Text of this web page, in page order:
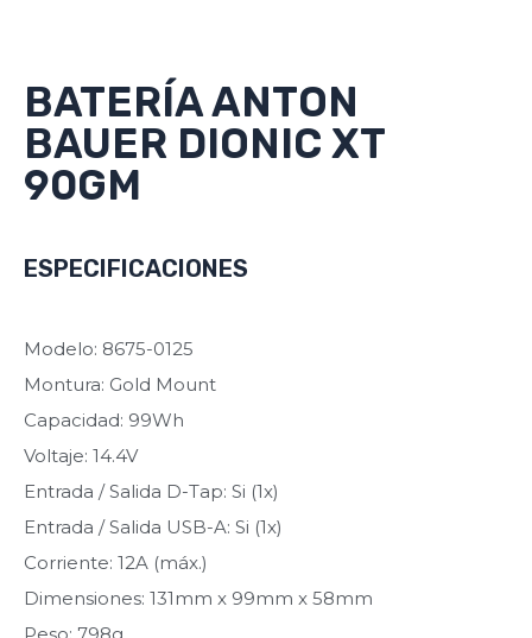
BATERÍA ANTON
BAUER DIONIC XT
90GM
ESPECIFICACIONES
Modelo: 8675-0125
Montura: Gold Mount
Capacidad: 99Wh
Voltaje: 14.4V
Entrada / Salida D-Tap: Si (1x)
Entrada / Salida USB-A: Si (1x)
Corriente: 12A (máx.)
Dimensiones: 131mm x 99mm x 58mm